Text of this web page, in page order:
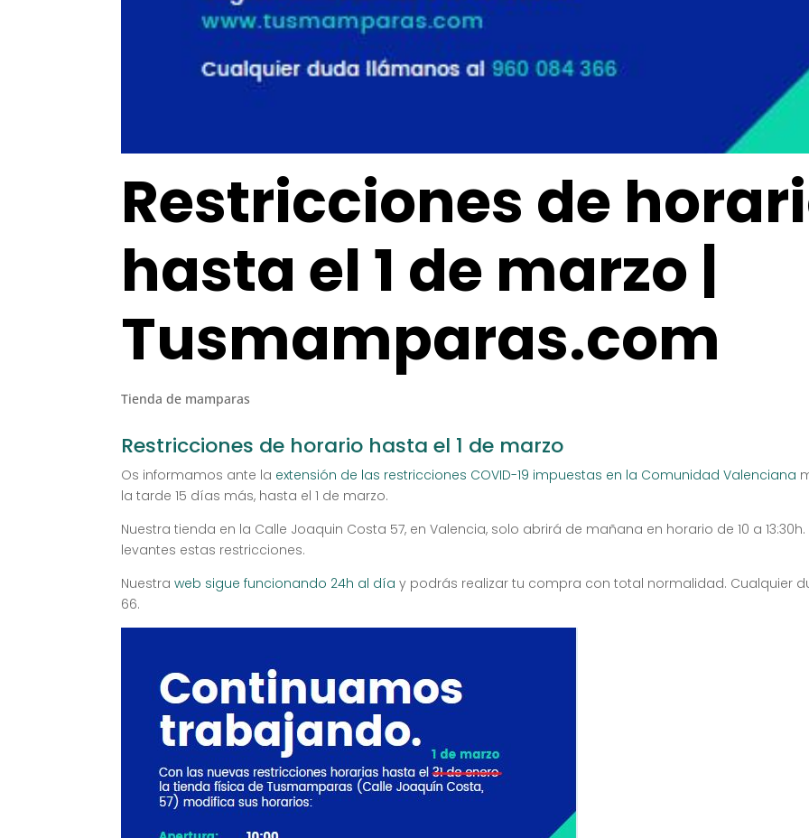
Restricciones de
hasta el 1 de marzo |
Tusmamparas.com
Tienda de mamparas
Restricciones de horario hasta el 1 de marzo
Os informamos ante la extensión de las restricciones COVID-19 impuestas en la Comunidad Valenciana
la tarde 15 días más, hasta el 1 de marzo.
Nuestra tienda en la Calle Joaquin Costa 57, en Valencia, solo abrirá de mañana en horario de 10 a
levantes estas restricciones.
Nuestraweb sigue funcionando 24h al día y podrás realizar tu compra con total normalidad. Cualquier
66.